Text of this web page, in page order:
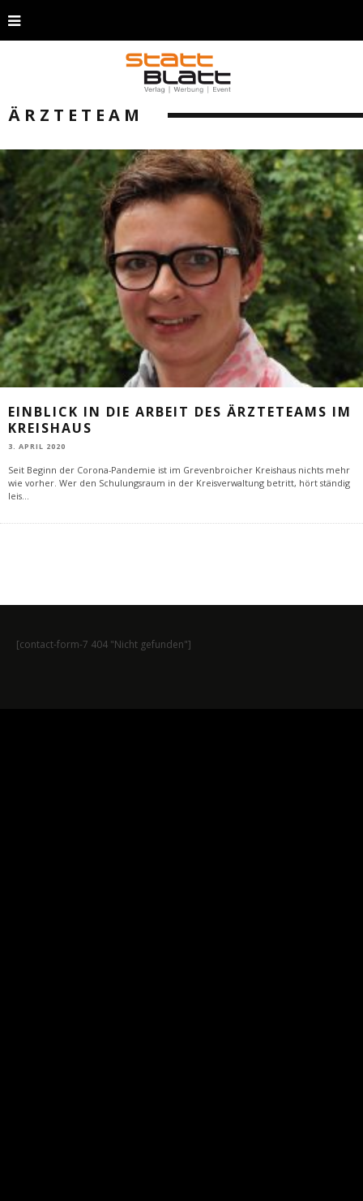
ÄRZTETEAM
EINBLICK IN DIE ARBEIT DES ÄRZTETEAMS IM
KREISHAUS
3. APRIL 2020
Seit Beginn der Corona-Pandemie ist im Grevenbroicher Kreishaus nichts mehr
wie vorher. Wer den Schulungsraum in der Kreisverwaltung betritt, hört ständig
leis...
[contact-form-7 404 "Nicht gefunden"]